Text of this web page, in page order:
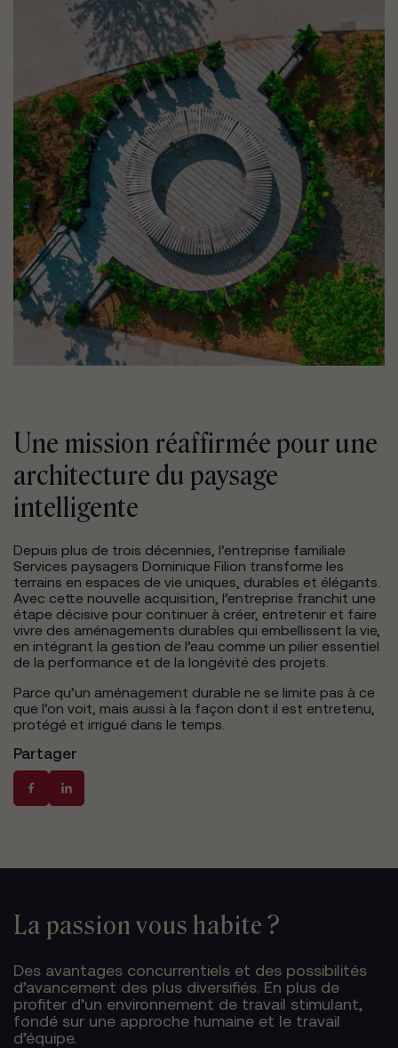
Une mission réaffirmée pour une
architecture du paysage
intelligente
Depuis plus de trois décennies, l’entreprise familiale
Services paysagers Dominique Filion transforme les
terrains en espaces de vie uniques, durables et élégants.
Avec cette nouvelle acquisition, l’entreprise franchit une
étape décisive pour continuer à créer, entretenir et faire
vivre des aménagements durables qui embellissent la vie,
en intégrant la gestion de l’eau comme un pilier essentiel
de la performance et de la longévité des projets.
Parce qu’un aménagement durable ne se limite pas à ce
que l’on voit, mais aussi à la façon dont il est entretenu,
protégé et irrigué dans le temps.
Partager
La passion vous habite ?
Des avantages concurrentiels et des possibilités
d’avancement des plus diversifiés. En plus de
profiter d’un environnement de travail stimulant,
fondé sur une approche humaine et le travail
d’équipe.